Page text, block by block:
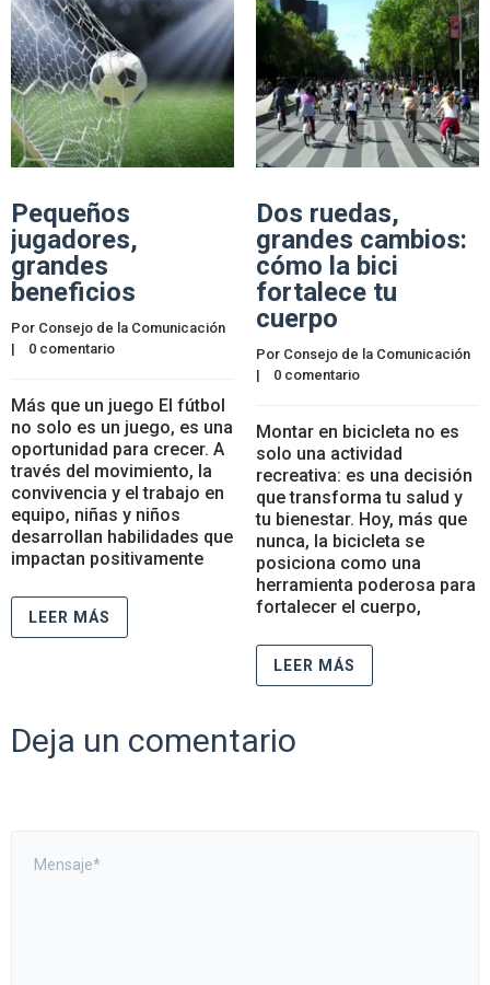
Pequeños
jugadores,
grandes
beneficios
Por Consejo de la Comunicación
| 0 comentario
Más que un juego El fútbol
no solo es un juego, es una
oportunidad para crecer. A
través del movimiento, la
convivencia y el trabajo en
equipo, niñas y niños
desarrollan habilidades que
impactan positivamente
LEER MÁS
Dos ruedas,
grandes cambios:
cómo la bici
fortalece tu
cuerpo
Por Consejo de la Comunicación
| 0 comentario
Montar en bicicleta no es
solo una actividad
recreativa: es una decisión
que transforma tu salud y
tu bienestar. Hoy, más que
nunca, la bicicleta se
posiciona como una
herramienta poderosa para
fortalecer el cuerpo,
LEER MÁS
Deja un comentario